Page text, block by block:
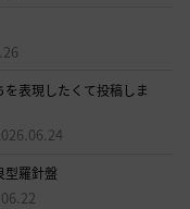
表現したくて投稿しま
型羅針盤